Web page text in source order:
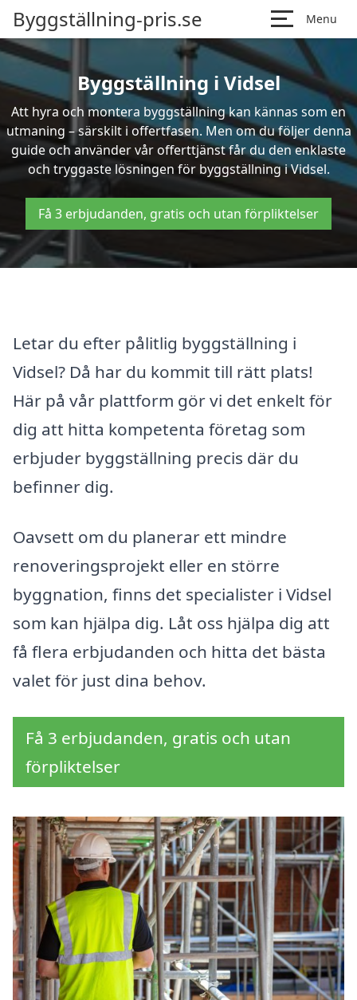
Byggställning-pris.se Menu
Byggställning i Vidsel
Att hyra och montera byggställning kan kännas som en
utmaning – särskilt i offertfasen. Men om du följer denna
guide och använder vår offerttjänst får du den enklaste
och tryggaste lösningen för byggställning i Vidsel.
Få 3 erbjudanden, gratis och utan förpliktelser
Letar du efter pålitlig byggställning i
Vidsel? Då har du kommit till rätt plats!
Här på vår plattform gör vi det enkelt för
dig att hitta kompetenta företag som
erbjuder byggställning precis där du
befinner dig.
Oavsett om du planerar ett mindre
renoveringsprojekt eller en större
byggnation, finns det specialister i Vidsel
som kan hjälpa dig. Låt oss hjälpa dig att
få flera erbjudanden och hitta det bästa
valet för just dina behov.
Få 3 erbjudanden, gratis och utan
förpliktelser